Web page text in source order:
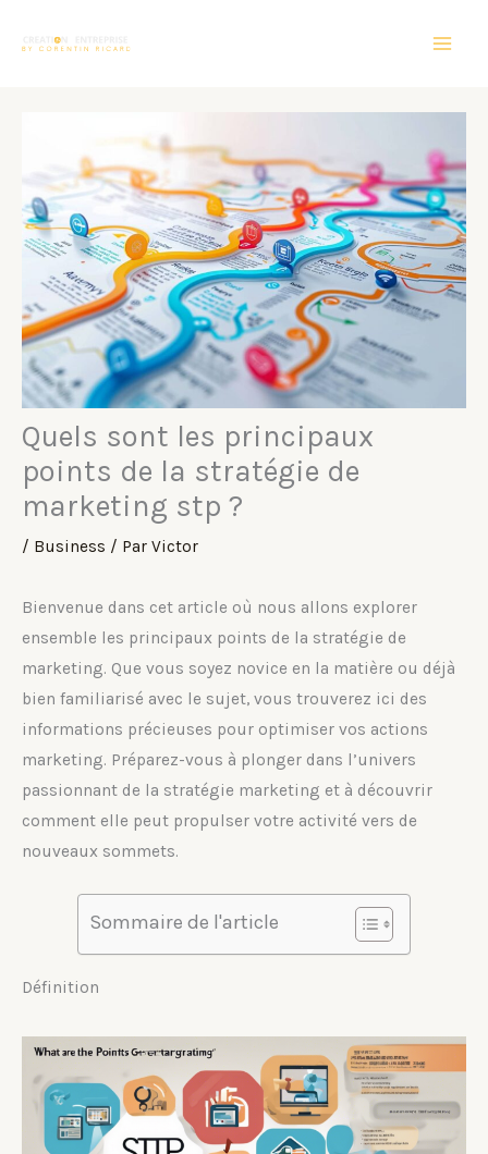
Quels sont les principaux
points de la stratégie de
marketing stp ?
/ Business / Par Victor
Bienvenue dans cet article où nous allons explorer
ensemble les principaux points de la stratégie de
marketing. Que vous soyez novice en la matière ou déjà
bien familiarisé avec le sujet, vous trouverez ici des
informations précieuses pour optimiser vos actions
marketing. Préparez-vous à plonger dans l’univers
passionnant de la stratégie marketing et à découvrir
comment elle peut propulser votre activité vers de
nouveaux sommets.
Sommaire de l'article
Définition